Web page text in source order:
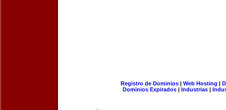
Registro de Dominios| Web Hosting |
Dominios Expirados | Industrias |